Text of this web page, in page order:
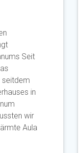
Seit
seitdem
in
wir
Aula